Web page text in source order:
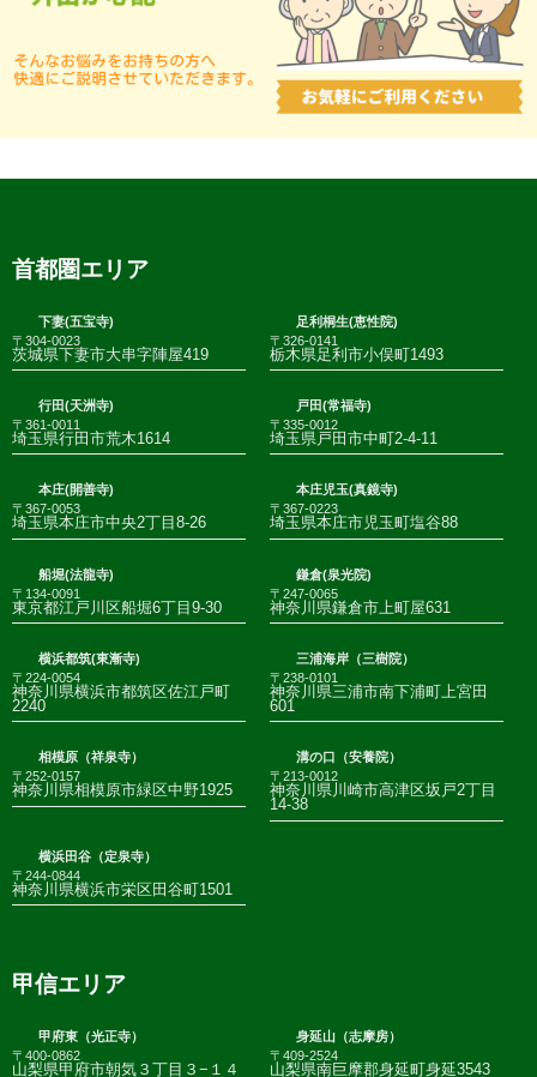
首都圏エリア
下妻(五宝寺)
〒304-0023
茨城県下妻市大串字陣屋419
足利桐生(恵性院)
〒326-0141
栃木県足利市小俣町1493
行田(天洲寺)
〒361-0011
埼玉県行田市荒木1614
戸田(常福寺)
〒335-0012
埼玉県戸田市中町2-4-11
本庄(開善寺)
〒367-0053
埼玉県本庄市中央2丁目8-26
本庄児玉(真鏡寺)
〒367-0223
埼玉県本庄市児玉町塩谷88
船堀(法龍寺)
〒134-0091
東京都江戸川区船堀6丁目9-30
鎌倉(泉光院)
〒247-0065
神奈川県鎌倉市上町屋631
横浜都筑(東漸寺)
〒224-0054
神奈川県横浜市都筑区佐江戸町
2240
三浦海岸（三樹院）
〒238-0101
神奈川県三浦市南下浦町上宮田
601
相模原（祥泉寺）
〒252-0157
神奈川県相模原市緑区中野1925
溝の口（安養院）
〒213-0012
神奈川県川崎市高津区坂戸2丁目
14-38
横浜田谷（定泉寺）
〒244-0844
神奈川県横浜市栄区田谷町1501
甲信エリア
甲府東（光正寺）
〒400-0862
山梨県甲府市朝気３丁目３−１４
身延山（志摩房）
〒409-2524
山梨県南巨摩郡身延町身延3543